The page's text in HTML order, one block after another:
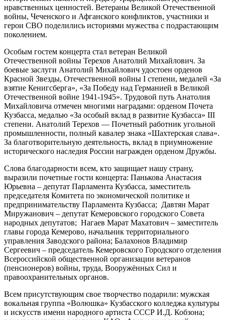
нравственных ценностей. Ветераны Великой Отечественной
войны, Чеченского и Афганского конфликтов, участники и
герои СВО поделились историями мужества с подрастающим
поколением.
Особым гостем концерта стал ветеран Великой
Отечественной войны Терехов Анатолий Михайлович. За
боевые заслуги Анатолий Михайлович удостоен орденов
Красной Звезды, Отечественной войны I степени, медалей «За
взятие Кенигсберга», «За Победу над Германией в Великой
Отечественной войне 1941-1945». Трудовой путь Анатолия
Михайловича отмечен многими наградами: орденом Почета
Кузбасса, медалью «За особый вклад в развитие Кузбасса» III
степени. Анатолий Терехов — Почетный работник угольной
промышленности, полный кавалер знака «Шахтерская слава».
За благотворительную деятельность, вклад в приумножение
исторического наследия России награжден орденом Дружбы.
Слова благодарности всем, кто защищает нашу страну,
выразили почетные гости концерта: Панькова Анастасия
Юрьевна – депутат Парламента Кузбасса, заместитель
председателя Комитета по экономической политике и
предпринимательству Парламента Кузбасса; Давтян Марат
Миружанович – депутат Кемеровского городского Совета
народных депутатов; Нагаев Марат Махатович – заместитель
главы города Кемерово, начальник территориального
управления Заводского района; Балахонов Владимир
Сергеевич – председатель Кемеровского Городского отделения
Всероссийской общественной организации ветеранов
(пенсионеров) войны, труда, Вооружённых Сил и
правоохранительных органов.
Всем присутствующим свое творчество подарили: мужская
вокальная группа «Волюшка» Кузбасского колледжа культуры
и искусств имени народного артиста СССР И.Д. Кобзона;